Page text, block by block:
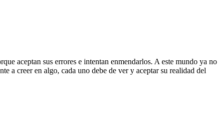
aceptan sus errores e intentan enmendarlos. A este mundo ya no
a creer en algo, cada uno debe de ver y aceptar su realidad del